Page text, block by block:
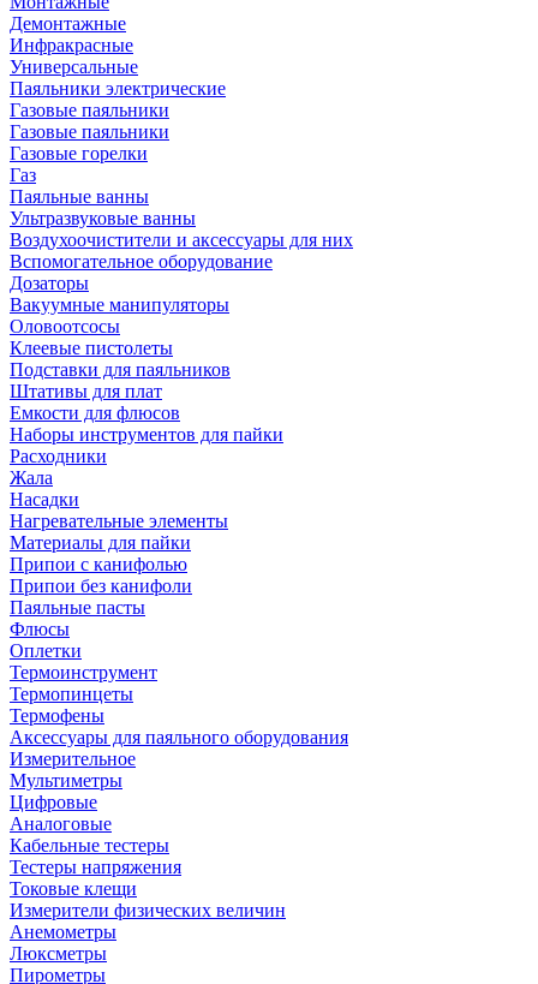
Демонтажные
Инфракрасные
Универсальные
Паяльники электрические
Газовые паяльники
Газовые паяльники
Газовые горелки
Газ
Паяльные ванны
Ультразвуковые ванны
Воздухоочистители и аксессуары для них
Вспомогательное оборудование
Дозаторы
Вакуумные манипуляторы
Оловоотсосы
Клеевые пистолеты
Подставки для паяльников
Штативы для плат
Емкости для флюсов
Наборы инструментов для пайки
Расходники
Жала
Насадки
Нагревательные элементы
Материалы для пайки
Припои с канифолью
Припои без канифоли
Паяльные пасты
Флюсы
Оплетки
Термоинструмент
Термопинцеты
Термофены
Аксессуары для паяльного оборудования
Измерительное
Мультиметры
Цифровые
Аналоговые
Кабельные тестеры
Тестеры напряжения
Токовые клещи
Измерители физических величин
Анемометры
Люксметры
Пирометры